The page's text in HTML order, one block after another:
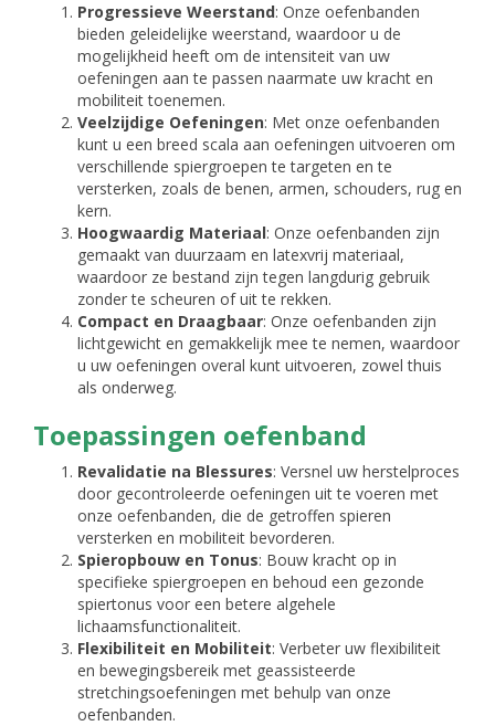
Progressieve Weerstand: Onze oefenbanden
bieden geleidelijke weerstand, waardoor u de
mogelijkheid heeft om de intensiteit van uw
oefeningen aan te passen naarmate uw kracht en
mobiliteit toenemen.
Veelzijdige Oefeningen: Met onze oefenbanden
kunt u een breed scala aan oefeningen uitvoeren om
verschillende spiergroepen te targeten en te
versterken, zoals de benen, armen, schouders, rug en
kern.
Hoogwaardig Materiaal: Onze oefenbanden zijn
gemaakt van duurzaam en latexvrij materiaal,
waardoor ze bestand zijn tegen langdurig gebruik
zonder te scheuren of uit te rekken.
Compact en Draagbaar: Onze oefenbanden zijn
lichtgewicht en gemakkelijk mee te nemen, waardoor
u uw oefeningen overal kunt uitvoeren, zowel thuis
als onderweg.
Toepassingen oefenband
Revalidatie na Blessures: Versnel uw herstelproces
door gecontroleerde oefeningen uit te voeren met
onze oefenbanden, die de getroffen spieren
versterken en mobiliteit bevorderen.
Spieropbouw en Tonus: Bouw kracht op in
specifieke spiergroepen en behoud een gezonde
spiertonus voor een betere algehele
lichaamsfunctionaliteit.
Flexibiliteit en Mobiliteit: Verbeter uw flexibiliteit
en bewegingsbereik met geassisteerde
stretchingsoefeningen met behulp van onze
oefenbanden.